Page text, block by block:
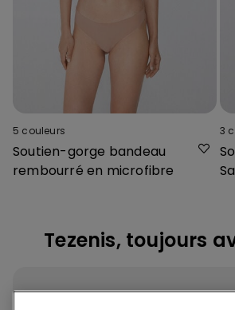
5 couleurs
Soutien-gorge bandeau
rembourré en microfibre
3
Tezenis, toujours